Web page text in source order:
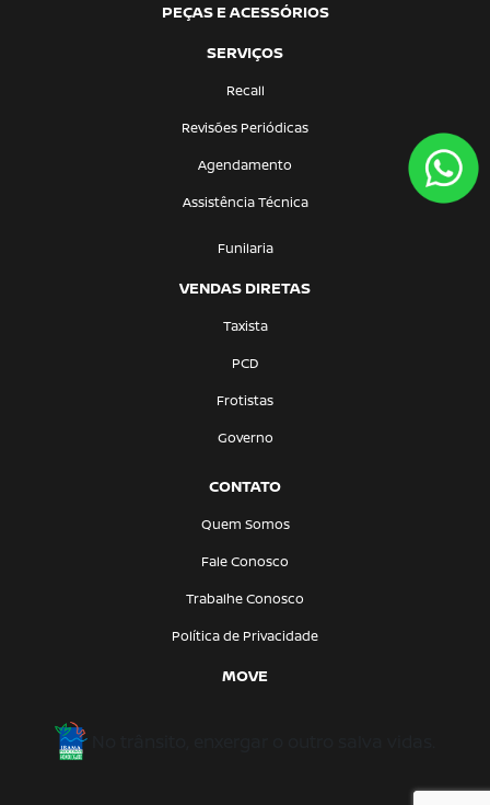
PEÇAS E ACESSÓRIOS
SERVIÇOS
Recall
Revisões Periódicas
Agendamento
Assistência Técnica
Funilaria
VENDAS DIRETAS
Taxista
PCD
Frotistas
Governo
CONTATO
Quem Somos
Fale Conosco
Trabalhe Conosco
Política de Privacidade
MOVE